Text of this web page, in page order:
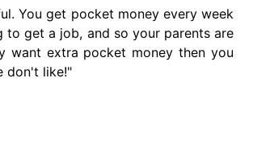
You get pocket money every week
to get a job, and so your parents are
want extra pocket money then you
don't like!"